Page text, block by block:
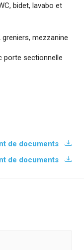
bidet, lavabo et
mezzanine
porte sectionnelle
de documents
de documents